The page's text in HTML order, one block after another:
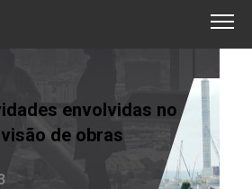
envolvidas no
de obras